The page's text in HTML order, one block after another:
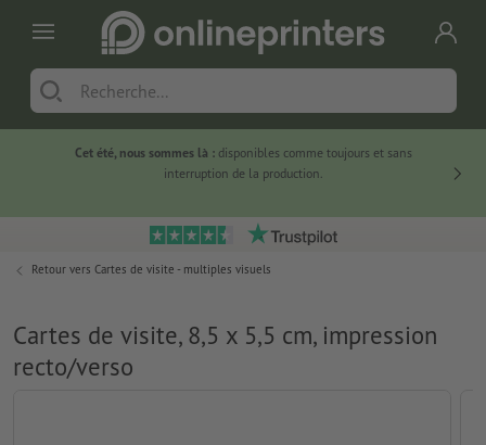
Cet été, nous sommes là :disponibles comme toujours et sans
interruption de la production.
Retour vers Cartes de visite - multiples visuels
Cartes de visite, 8,5 x 5,5 cm, impression
recto/verso